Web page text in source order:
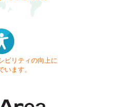
ビリティの向上に
います。